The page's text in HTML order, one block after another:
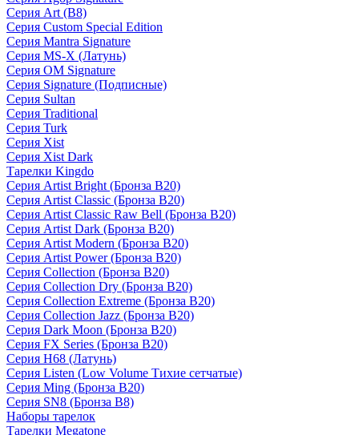
Серия Art (B8)
Серия Custom Special Edition
Серия Mantra Signature
Серия MS-X (Латунь)
Серия OM Signature
Серия Signature (Подписные)
Серия Sultan
Серия Traditional
Серия Turk
Серия Xist
Серия Xist Dark
Тарелки Kingdo
Серия Artist Bright (Бронза B20)
Серия Artist Classic (Бронза B20)
Серия Artist Classic Raw Bell (Бронза B20)
Серия Artist Dark (Бронза B20)
Серия Artist Modern (Бронза B20)
Серия Artist Power (Бронза B20)
Серия Collection (Бронза B20)
Серия Collection Dry (Бронза B20)
Серия Collection Extreme (Бронза B20)
Серия Collection Jazz (Бронза B20)
Серия Dark Moon (Бронза B20)
Серия FX Series (Бронза B20)
Серия H68 (Латунь)
Серия Listen (Low Volume Тихие сетчатые)
Серия Ming (Бронза B20)
Серия SN8 (Бронза B8)
Наборы тарелок
Тарелки Megatone